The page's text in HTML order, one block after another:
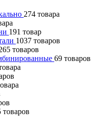
274 товара
191 товар
1037 товаров
товаров
69 товаров
товаров